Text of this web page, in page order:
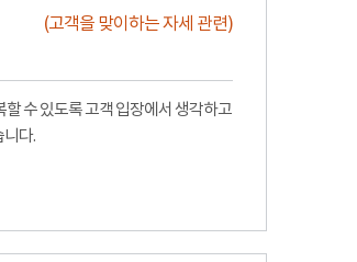
(고객을 맞이하는 자세 관련)
수 있도록 고객 입장에서 생각하고
니다.